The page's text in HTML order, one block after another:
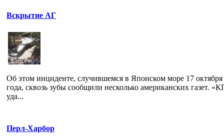
Вскрытие АГ
Об этом инциденте, случившемся в Японском море 17 октября
года, сквозь зубы сообщили несколько американских газет.
уда...
Перл-Харбор